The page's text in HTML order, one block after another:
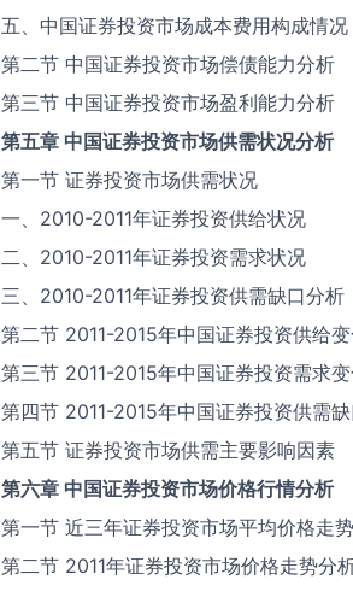
五、中国证券投资市场成本费用构成情况
第二节 中国证券投资市场偿债能力分析
第三节 中国证券投资市场盈利能力分析
第五章 中国证券投资市场供需状况分析
第一节 证券投资市场供需状况
一、2010-2011年证券投资供给状况
二、2010-2011年证券投资需求状况
三、2010-2011年证券投资供需缺口分析
第二节 2011-2015年中国证券投资供给
第三节 2011-2015年中国证券投资需求
第四节 2011-2015年中国证券投资供需
第五节 证券投资市场供需主要影响因素
第六章 中国证券投资市场价格行情分析
第一节 近三年证券投资市场平均价格走
第二节 2011年证券投资市场价格走势分